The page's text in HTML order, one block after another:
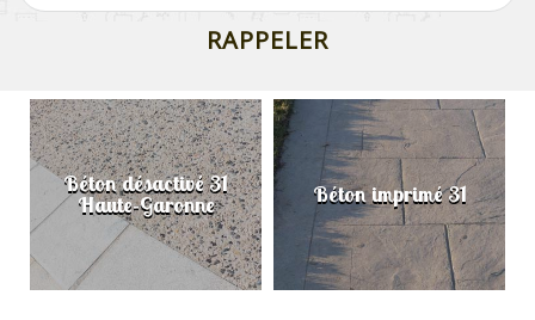
Béton désactivé 31
Haute-Garonne Béton imprimé 31